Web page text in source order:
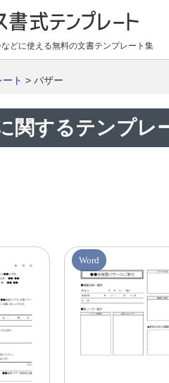
どに使える無料の文書テンプレート集
ト > バザー
関するテンプレ
Word